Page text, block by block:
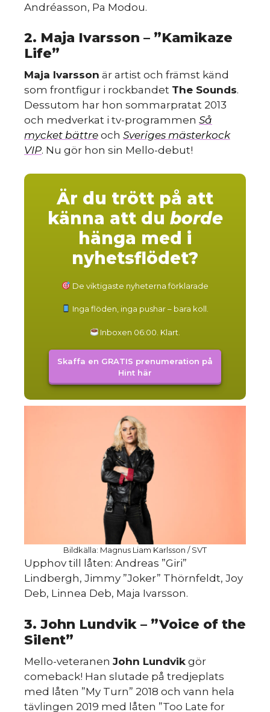
Andréasson, Pa Modou.
2. Maja Ivarsson – ”Kamikaze
Life”
Maja Ivarsson är artist och främst känd
som frontfigur i rockbandet The Sounds.
Dessutom har hon sommarpratat 2013
och medverkat i tv-programmen Så
mycket bättre och Sveriges mästerkock
VIP. Nu gör hon sin Mello-debut!
Är du trött på att
känna att du borde
hänga med i
nyhetsflödet?
De viktigaste nyheterna förklarade
Inga flöden, inga pushar – bara koll.
Inboxen 06:00. Klart.
Skaffa en GRATIS prenumeration på
Hint här
Bildkälla: Magnus Liam Karlsson / SVT
Upphov till låten: Andreas ”Giri”
Lindbergh, Jimmy ”Joker” Thörnfeldt, Joy
Deb, Linnea Deb, Maja Ivarsson.
3. John Lundvik – ”Voice of the
Silent”
Mello-veteranen John Lundvik gör
comeback! Han slutade på tredjeplats
med låten ”My Turn” 2018 och vann hela
tävlingen 2019 med låten ”Too Late for